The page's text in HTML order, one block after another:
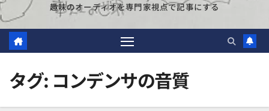
趣味のオーディオを専門家視点で記事にする
タグ: コンデンサの音質